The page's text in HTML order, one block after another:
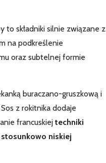
to składniki silnie związane z
na podkreślenie
oraz subtelnej formie
buraczano-gruszkową i
z rokitnika dodaje
francuskiej techniki
niskiej